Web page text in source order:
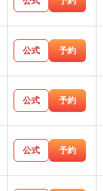
公式 予約
公式 予約
公式 予約